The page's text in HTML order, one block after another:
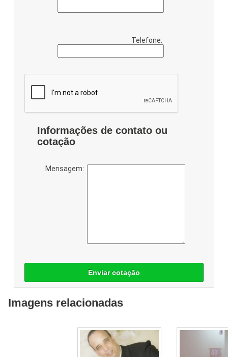
Telefone:
Informações de contato ou
cotação
Mensagem:
Enviar cotação
Imagens relacionadas